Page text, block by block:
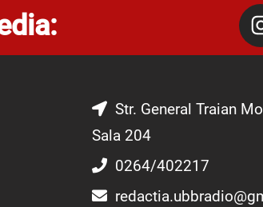
Str. General Traian
Sala 204
0264/402217